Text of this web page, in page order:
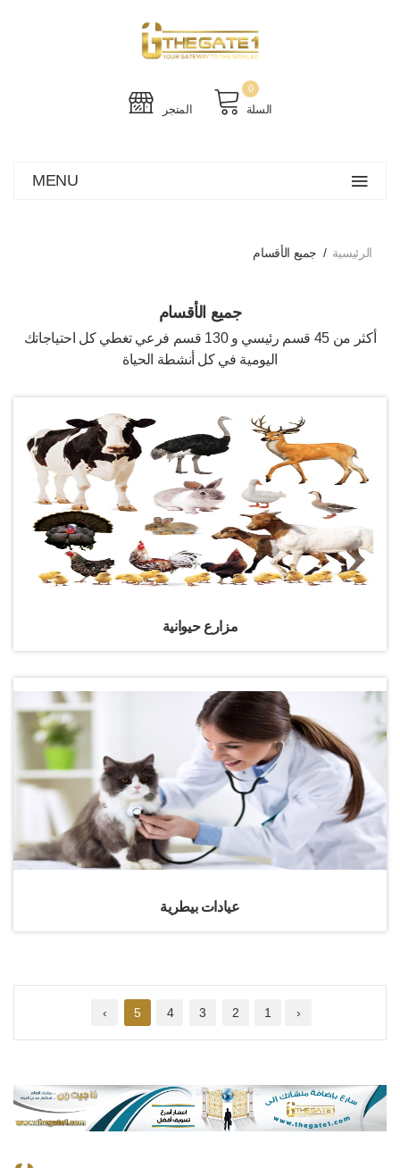
المتجر السلة
0
MENU
الرئيسية جميع الأقسام
جميع الأقسام
أكثر من 45 قسم رئيسي و 130 قسم فرعي تغطي كل احتياجاتك
اليومية في كل أنشطة الحياة
مزارع حيوانية
عيادات بيطرية
‹
1
2
3
4
5
›